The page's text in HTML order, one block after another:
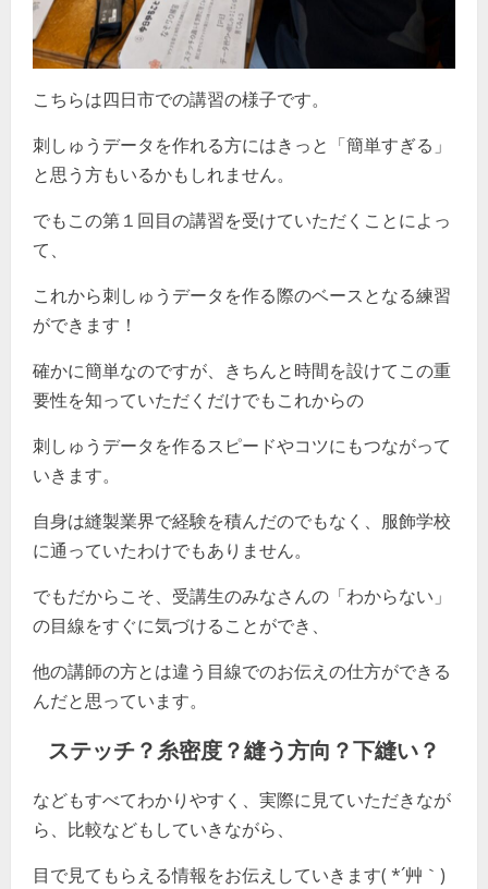
こちらは四日市での講習の様子です。
刺しゅうデータを作れる方にはきっと「簡単すぎる」
と思う方もいるかもしれません。
でもこの第１回目の講習を受けていただくことによっ
て、
これから刺しゅうデータを作る際のベースとなる練習
ができます！
確かに簡単なのですが、きちんと時間を設けてこの重
要性を知っていただくだけでもこれからの
刺しゅうデータを作るスピードやコツにもつながって
いきます。
自身は縫製業界で経験を積んだのでもなく、服飾学校
に通っていたわけでもありません。
でもだからこそ、受講生のみなさんの「わからない」
の目線をすぐに気づけることができ、
他の講師の方とは違う目線でのお伝えの仕方ができる
んだと思っています。
ステッチ？糸密度？縫う方向？下縫い？
などもすべてわかりやすく、実際に見ていただきなが
ら、比較などもしていきながら、
目で見てもらえる情報をお伝えしていきます( *´艸｀)